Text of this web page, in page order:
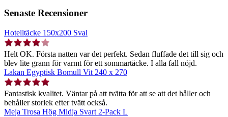
Senaste Recensioner
Hotelltäcke 150x200 Sval
Helt OK. Första natten var det perfekt. Sedan fluffade det till sig och
blev lite grann för varmt för ett sommartäcke. I alla fall nöjd.
Lakan Egyptisk Bomull Vit 240 x 270
Fantastisk kvalitet. Väntar på att tvätta för att se att det håller och
behåller storlek efter tvätt också.
Meja Trosa Hög Midja Svart 2-Pack L